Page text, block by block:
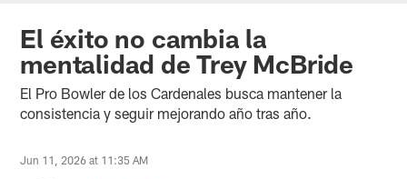
Arizona Cardinals Home: The
El éxito no cambia la
mentalidad de Trey McBride
El Pro Bowler de los Cardenales busca mantener la
consistencia y seguir mejorando año tras año.
Jun 11, 2026 at 11:35 AM